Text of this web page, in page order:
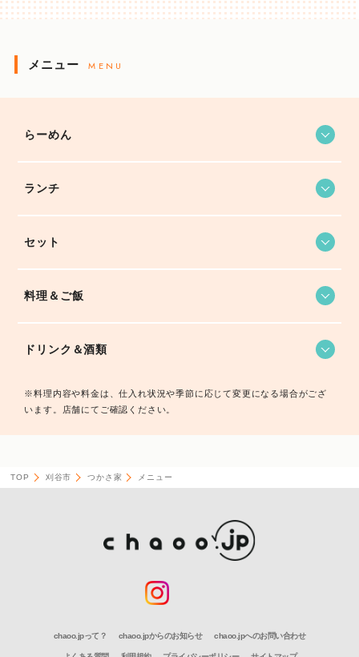
メニュー MENU
らーめん
ランチ
セット
料理＆ご飯
ドリンク＆酒類
※料理内容や料金は、仕入れ状況や季節に応じて変更になる場合がござ
います。店舗にてご確認ください。
TOP 刈谷市 つかさ家 メニュー
chaoo.jpって？ chaoo.jpからのお知らせ chaoo.jpへのお問い合わせ